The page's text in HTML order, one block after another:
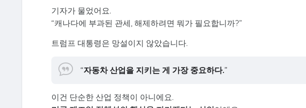
기자가 물었어요.
“캐나다에 부과된 관세, 해제하려면 뭐가 필요합니까?”
트럼프 대통령은 망설이지 않았습니다.
“자동차 산업을 지키는 게 가장 중요하다.”
이건 단순한 산업 정책이 아니에요.